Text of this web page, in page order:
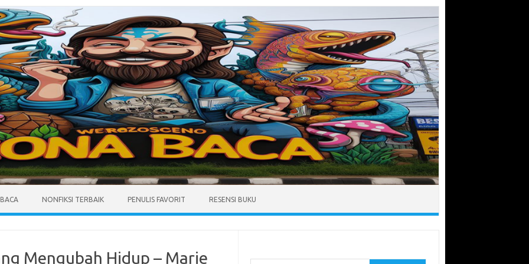
NONFIKSI TERBAIK PENULIS FAVORIT RESENSI BUKU
Mengubah Hidup – Marie